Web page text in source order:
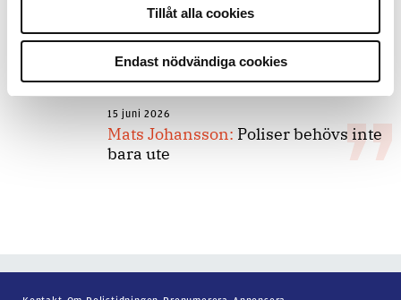
Tillåt alla cookies
Endast nödvändiga cookies
7 juli 2026
Debatt:Med för höga krav på evidens
kan polisen inte göra något alls
15 juni 2026
Mats Johansson: Poliser behövs inte
bara ute